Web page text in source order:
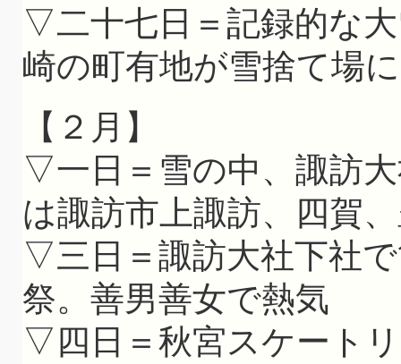
▽二十七日＝記録的な
崎の町有地が雪捨て場
【２月】
▽一日＝雪の中、諏訪
は諏訪市上諏訪、四賀
▽三日＝諏訪大社下社
祭。善男善女で熱気
▽四日＝秋宮スケート